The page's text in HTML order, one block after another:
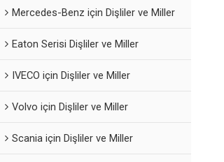
Mercedes-Benz için Dişliler ve Miller
Eaton Serisi Dişliler ve Miller
IVECO için Dişliler ve Miller
Volvo için Dişliler ve Miller
Scania için Dişliler ve Miller